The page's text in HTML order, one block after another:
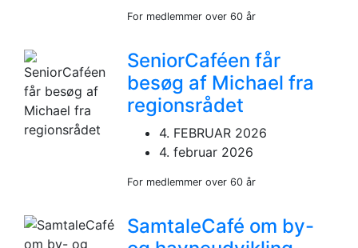
For medlemmer over 60 år
SeniorCaféen får
besøg af Michael fra
regionsrådet
4. FEBRUAR 2026
4. februar 2026
For medlemmer over 60 år
SamtaleCafé om by-